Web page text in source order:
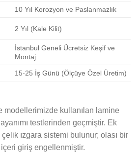
10 Yıl Korozyon ve Paslanmazlık
2 Yıl (Kale Kilit)
İstanbul Geneli Ücretsiz Keşif ve
Montaj
15-25 İş Günü (Ölçüye Özel Üretim)
modellerimizde kullanılan lamine
testlerinden geçmiştir. Ek
ızgara sistemi bulunur; olası bir
içeri giriş engellenmiştir.